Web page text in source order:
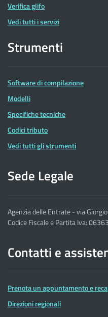
Verifica glifo
Vedi tutti i servizi
Strumenti
Software di compilazione
Modelli
Specifiche tecniche
Codici tributo
Vedi tutti gli strumenti
Sede Legale
Agenzia delle Entrate - via
Codice Fiscale e Partita Iva:
Contatti e
Prenota un appuntamento e
Direzioni regionali